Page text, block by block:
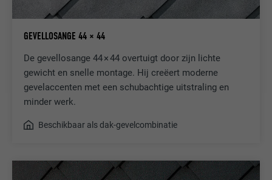
GEVELLOSANGE 44 × 44
De gevellosange 44 × 44 overtuigt door zijn lichte
gewicht en snelle montage. Hij creëert moderne
gevelaccenten met een schubachtige uitstraling en
minder werk.
Beschikbaar als dak-gevelcombinatie